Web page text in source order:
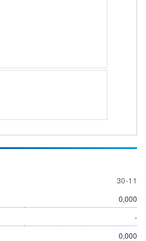
30
30-11
0,000
-
0,000